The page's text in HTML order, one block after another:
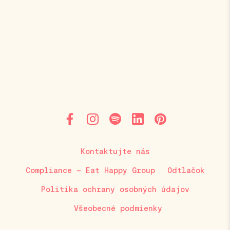
Kontaktujte nás
Compliance – Eat Happy Group Odtlačok
Politika ochrany osobných údajov
Všeobecné podmienky